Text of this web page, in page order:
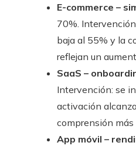
E-commerce –
70%.
baja al 55% y la
reflejan un
SaaS –
Intervención: se
activación
comprensión más
App móvil –